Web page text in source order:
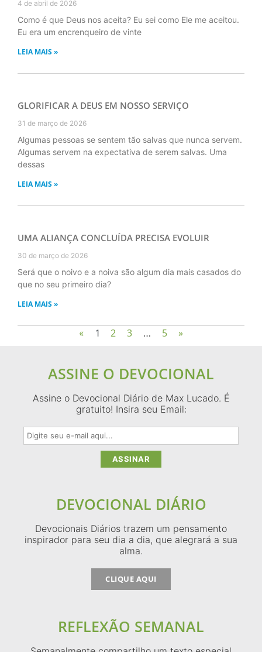
4 de abril de 2026
Como é que Deus nos aceita? Eu sei como Ele me aceitou.
Eu era um encrenqueiro de vinte
LEIA MAIS »
GLORIFICAR A DEUS EM NOSSO SERVIÇO
31 de março de 2026
Algumas pessoas se sentem tão salvas que nunca servem.
Algumas servem na expectativa de serem salvas. Uma
dessas
LEIA MAIS »
UMA ALIANÇA CONCLUÍDA PRECISA EVOLUIR
30 de março de 2026
Será que o noivo e a noiva são algum dia mais casados do
que no seu primeiro dia?
LEIA MAIS »
« 1 2 3 … 5 »
ASSINE O DEVOCIONAL
Assine o Devocional Diário de Max Lucado. É
gratuito! Insira seu Email:
DEVOCIONAL DIÁRIO
Devocionais Diários trazem um pensamento
inspirador para seu dia a dia, que alegrará a sua
alma.
CLIQUE AQUI
REFLEXÃO SEMANAL